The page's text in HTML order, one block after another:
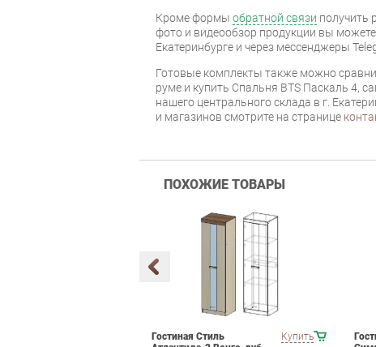
Кроме формы обратной связи получить
фото и видеообзор продукции вы можете
Екатеринбурге и через мессенджеры
Готовые комплекты также можно
руме и купить Спальня BTS Паскаль 4,
нашего центрального склада в г.
и магазинов смотрите на странице
ПОХОЖИЕ ТОВАРЫ
Купить
Гостиная Стиль